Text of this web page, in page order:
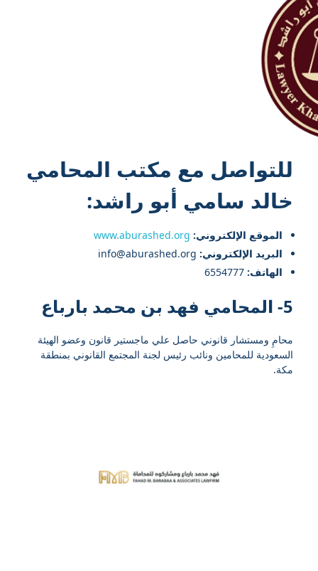
للتواصل مع مكتب المحامي
خالد سامي أبو راشد:
الموقع الإلكتروني: www.aburashed.org
البريد الإلكتروني:
الهاتف: 6554777
5- المحامي فهد بن محمد بارباع
محامِ ومستشار قانوني حاصل علي ماجستير قانون وعضو الهيئة
السعودية للمحامين ونائب رئيس لجنة المجتمع القانوني بمنطقة
مكة.